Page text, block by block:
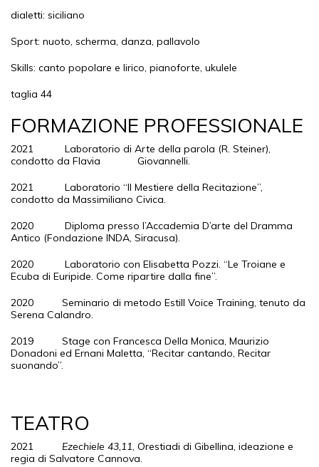
dialetti: siciliano
Sport: nuoto, scherma, danza, pallavolo
Skills: canto popolare e lirico, pianoforte, ukulele
taglia 44
FORMAZIONE PROFESSIONALE
2021 Laboratorio di Arte della parola (R. Steiner),
condotto da Flavia Giovannelli.
2021 Laboratorio “Il Mestiere della Recitazione”,
condotto da Massimiliano Civica.
2020 Diploma presso l’Accademia D’arte del Dramma
Antico (Fondazione INDA, Siracusa).
2020 Laboratorio con Elisabetta Pozzi. “Le Troiane e
Ecuba di Euripide. Come ripartire dalla fine”.
2020 Seminario di metodo Estill Voice Training, tenuto da
Serena Calandro.
2019 Stage con Francesca Della Monica, Maurizio
Donadoni ed Ernani Maletta, “Recitar cantando, Recitar
suonando”.
TEATRO
2021 Ezechiele 43,11, Orestiadi di Gibellina, ideazione e
regia di Salvatore Cannova.